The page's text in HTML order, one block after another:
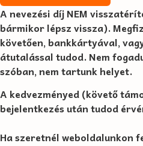
A nevezési díjNEM
bármikor lépsz vissza).
követően, bankkártyával,
átutalással tudod. Nem
szóban, nem tartunk helyet.
A kedvezményed (követő
bejelentkezés után tudod
Ha szeretnél weboldalunkon